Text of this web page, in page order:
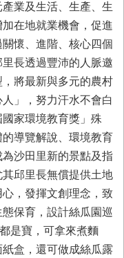
業及生活、生產、生
在地就業機會，促進
懷、進階、核心四個
長透過豐沛的人脈邀
將最新與多元的農村
」，努力汗水不會白
家環境教育獎」殊
導覽解說、環境教育
沙田里新的景點及指
邱里長無償提供土地
，發揮文創理念，致
保育，設計絲瓜園巡
是寶，可拿來煮麵
盒，還可做成絲瓜露